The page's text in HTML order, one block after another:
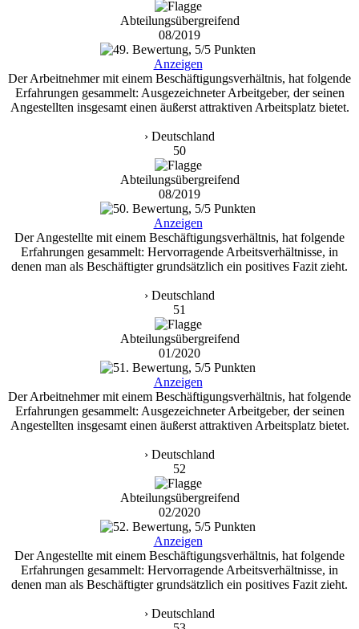
Abteilungsübergreifend
08/2019
Anzeigen
Der Arbeitnehmer mit einem Beschäftigungsverhältnis, hat folgende
Erfahrungen gesammelt: Ausgezeichneter Arbeitgeber, der seinen
Angestellten insgesamt einen äußerst attraktiven Arbeitsplatz bietet.
› Deutschland
50
Abteilungsübergreifend
08/2019
Anzeigen
Der Angestellte mit einem Beschäftigungsverhältnis, hat folgende
Erfahrungen gesammelt: Hervorragende Arbeitsverhältnisse, in
denen man als Beschäftigter grundsätzlich ein positives Fazit zieht.
› Deutschland
51
Abteilungsübergreifend
01/2020
Anzeigen
Der Arbeitnehmer mit einem Beschäftigungsverhältnis, hat folgende
Erfahrungen gesammelt: Ausgezeichneter Arbeitgeber, der seinen
Angestellten insgesamt einen äußerst attraktiven Arbeitsplatz bietet.
› Deutschland
52
Abteilungsübergreifend
02/2020
Anzeigen
Der Angestellte mit einem Beschäftigungsverhältnis, hat folgende
Erfahrungen gesammelt: Hervorragende Arbeitsverhältnisse, in
denen man als Beschäftigter grundsätzlich ein positives Fazit zieht.
› Deutschland